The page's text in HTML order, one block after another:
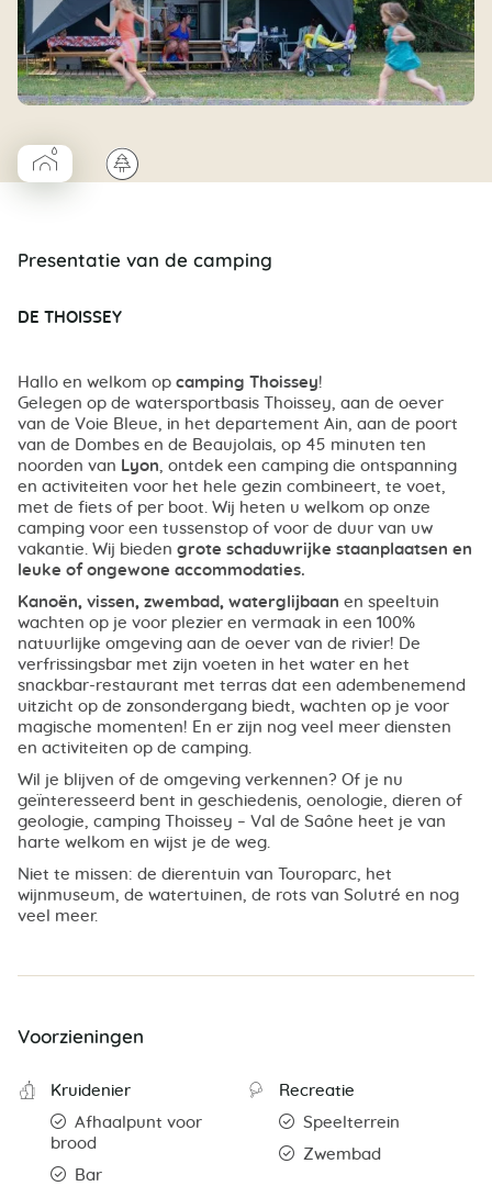
▰Coco Cabane salle d’eau
🌲
Presentatie van de camping
DE THOISSEY
Hallo en welkom op camping Thoissey!
Gelegen op de watersportbasis Thoissey, aan de oever
van de Voie Bleue, in het departement Ain, aan de poort
van de Dombes en de Beaujolais, op 45 minuten ten
noorden van Lyon, ontdek een camping die ontspanning
en activiteiten voor het hele gezin combineert, te voet,
met de fiets of per boot. Wij heten u welkom op onze
camping voor een tussenstop of voor de duur van uw
vakantie. Wij bieden grote schaduwrijke staanplaatsen en
leuke of ongewone accommodaties.
Kanoën, vissen, zwembad, waterglijbaan en speeltuin
wachten op je voor plezier en vermaak in een 100%
natuurlijke omgeving aan de oever van de rivier! De
verfrissingsbar met zijn voeten in het water en het
snackbar-restaurant met terras dat een adembenemend
uitzicht op de zonsondergang biedt, wachten op je voor
magische momenten! En er zijn nog veel meer diensten
en activiteiten op de camping.
Wil je blijven of de omgeving verkennen? Of je nu
geïnteresseerd bent in geschiedenis, oenologie, dieren of
geologie, camping Thoissey – Val de Saône heet je van
harte welkom en wijst je de weg.
Niet te missen: de dierentuin van Touroparc, het
wijnmuseum, de watertuinen, de rots van Solutré en nog
veel meer.
Voorzieningen
Kruidenier
Afhaalpunt voor
brood
Bar
Recreatie
Speelterrein
Zwembad